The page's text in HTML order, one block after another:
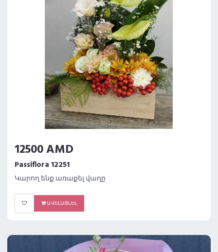
12500 AMD
Passiflora 12251
Կարող ենք առաքել վաղը
ԱՎԵԼԱՑՆԵԼ